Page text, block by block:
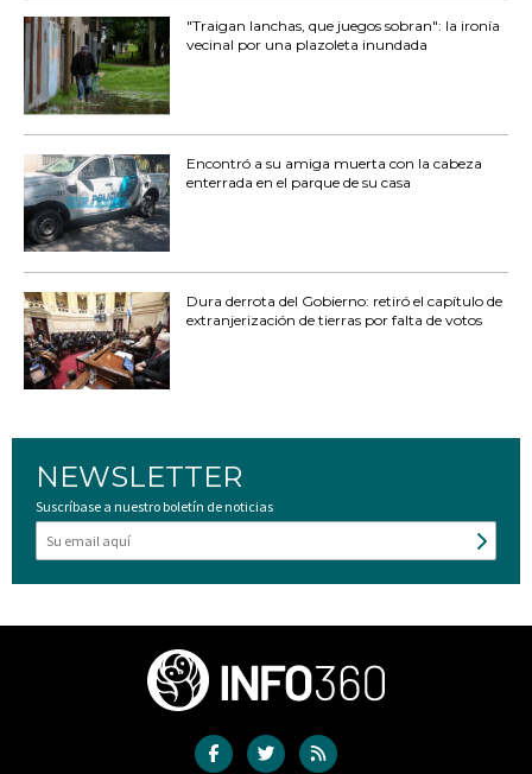
"Traigan lanchas, que juegos sobran": la ironía
vecinal por una plazoleta inundada
Encontró a su amiga muerta con la cabeza
enterrada en el parque de su casa
Dura derrota del Gobierno: retiró el capítulo de
extranjerización de tierras por falta de votos
NEWSLETTER
Suscríbase a nuestro boletín de noticias